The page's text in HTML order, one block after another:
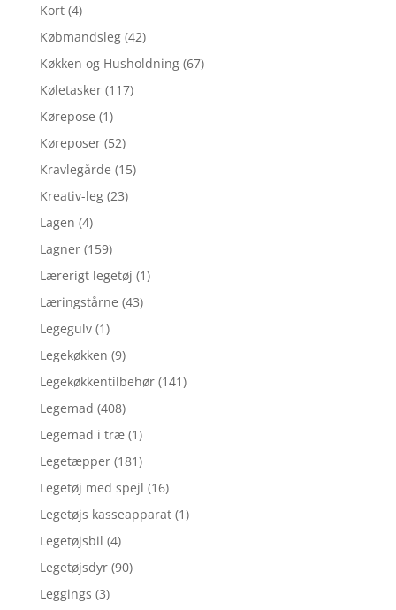
Kort (4)
Købmandsleg (42)
Køkken og Husholdning (67)
Køletasker (117)
Kørepose (1)
Køreposer (52)
Kravlegårde (15)
Kreativ-leg (23)
Lagen (4)
Lagner (159)
Lærerigt legetøj (1)
Læringstårne (43)
Legegulv (1)
Legekøkken (9)
Legekøkkentilbehør (141)
Legemad (408)
Legemad i træ (1)
Legetæpper (181)
Legetøj med spejl (16)
Legetøjs kasseapparat (1)
Legetøjsbil (4)
Legetøjsdyr (90)
Leggings (3)